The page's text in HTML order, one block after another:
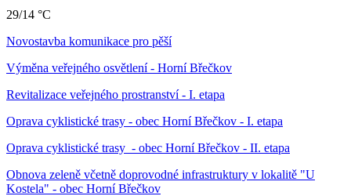
29/14 °C
Novostavba komunikace pro pěší
Výměna veřejného osvětlení - Horní Břečkov
Revitalizace veřejného prostranství - I. etapa
Oprava cyklistické trasy - obec Horní Břečkov - I. etapa
Oprava cyklistické trasy - obec Horní Břečkov - II. etapa
Obnova zeleně včetně doprovodné infrastruktury v lokalitě "U
Kostela" - obec Horní Břečkov